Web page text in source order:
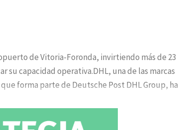
de Vitoria-Foronda, invirtiendo más de 23
su capacidad operativa.DHL, una de las marcas
forma parte de Deutsche Post DHL Group, ha